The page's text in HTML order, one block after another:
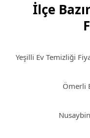
İlçe
Yeşilli Ev Temizliği
Ömerli